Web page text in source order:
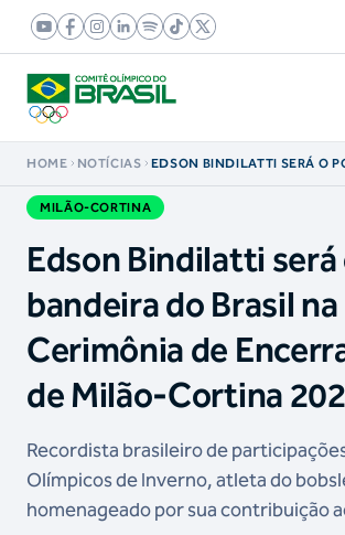
HOME NOTÍCIAS
EDSON BINDILATTI SERÁ O
DE MILÃO-CORTINA 2026
MILÃO-CORTINA
Edson Bindilatti
bandeira do Brasil na
Cerimônia de
de Milão-Cortina
Recordista brasileiro de
Olímpicos de Inverno, atleta do
homenageado por sua contribuição